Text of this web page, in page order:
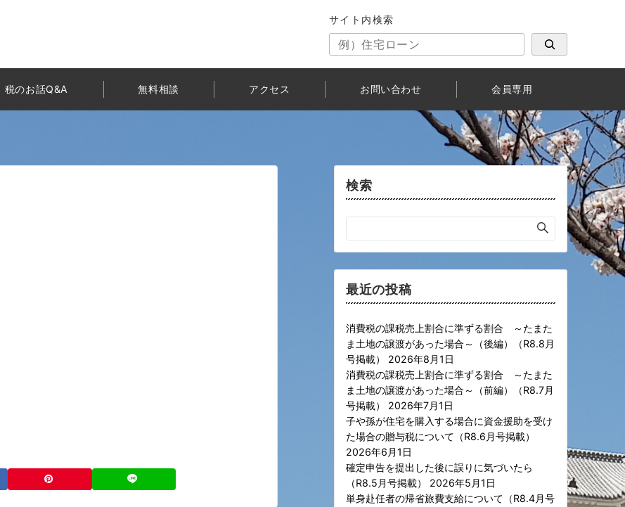
サイト内検索
税のお話Q&A 無料相談 アクセス お問い合わせ 会員専用
検索
最近の投稿
消費税の課税売上割合に準ずる割合 ～たまた
ま土地の譲渡があった場合～（後編）（R8.8月
号掲載）
2026年8月1日
消費税の課税売上割合に準ずる割合 ～たまた
ま土地の譲渡があった場合～（前編）（R8.7月
号掲載）
2026年7月1日
子や孫が住宅を購入する場合に資金援助を受け
た場合の贈与税について（R8.6月号掲載）
2026年6月1日
確定申告を提出した後に誤りに気づいたら
（R8.5月号掲載）
2026年5月1日
単身赴任者の帰省旅費支給について（R8.4月号